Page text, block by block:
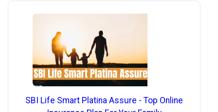
SBI Life Smart Platina Assure - Top Online